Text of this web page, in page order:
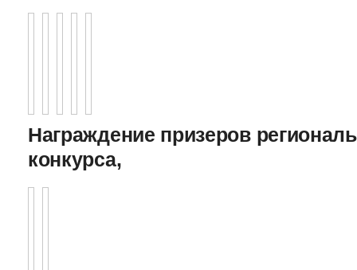
Награждение призеров
конкурса,